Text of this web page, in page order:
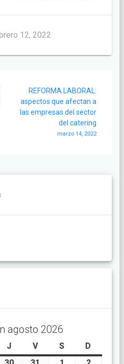
12, 2022
REFORMA LABORAL:
aspectos que afectan a
las empresas del sector
del catering
marzo 14, 2022
agosto 2026
Jjueves
Vviernes
Ssábado
D